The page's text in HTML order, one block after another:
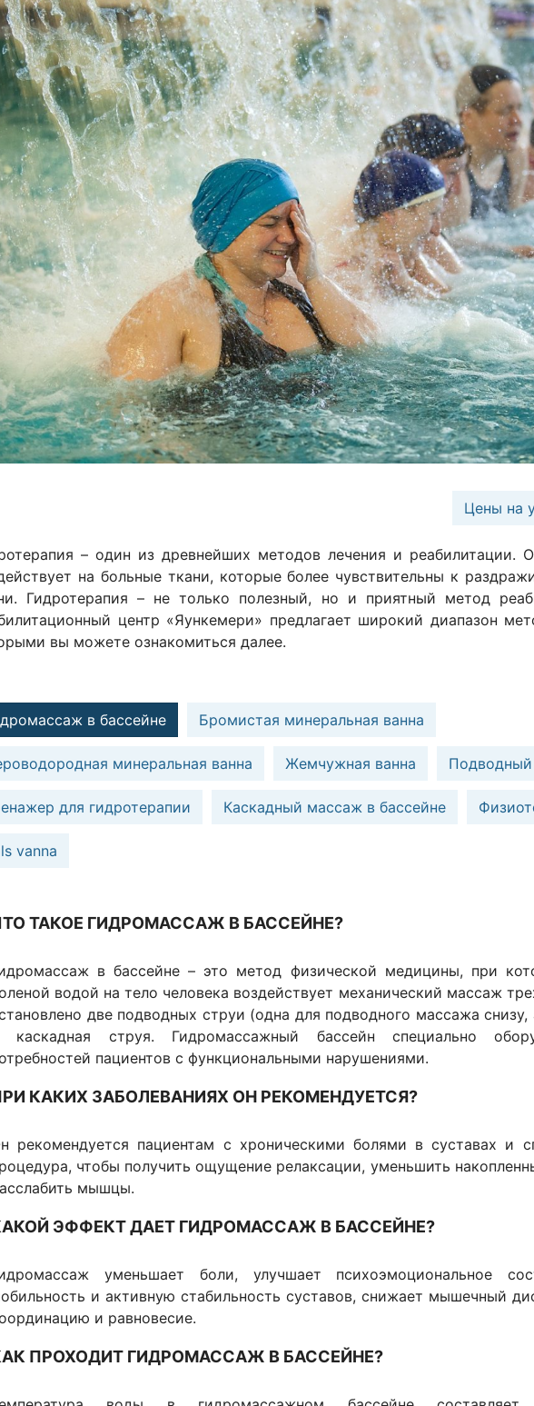
Цены на
– один из древнейших методов лечения и реабилитации.
на больные ткани, которые более чувствительны к
Гидротерапия – не только полезный, но и приятный метод
центр «Яункемери» предлагает широкий диапазон
вы можете ознакомиться далее.
в бассейне Бромистая минеральная ванна
минеральная ванна Жемчужная ванна
для гидротерапии Каскадный массаж в бассейне
vanna
ТАКОЕ ГИДРОМАССАЖ В БАССЕЙНЕ?
в бассейне – это метод физической медицины, при
водой на тело человека воздействует механический массаж
две подводных струи (одна для подводного массажа снизу,
каскадная струя. Гидромассажный бассейн специально
пациентов с функциональными нарушениями.
КАКИХ ЗАБОЛЕВАНИЯХ ОН РЕКОМЕНДУЕТСЯ?
рекомендуется пациентам с хроническими болями в суставах и
чтобы получить ощущение релаксации, уменьшить
мышцы.
ЭФФЕКТ ДАЕТ ГИДРОМАССАЖ В БАССЕЙНЕ?
уменьшает боли, улучшает психоэмоциональное
и активную стабильность суставов, снижает мышечный
и равновесие.
ПРОХОДИТ ГИДРОМАССАЖ В БАССЕЙНЕ?